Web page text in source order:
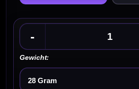
-
Gewicht:
Kies een optie